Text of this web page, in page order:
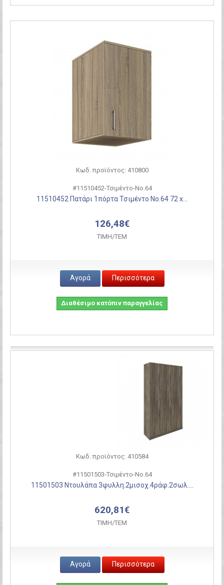
Κωδ. προϊόντος: 410800
#11510452-Τσιμέντο-Νο.64
11510452 Πατάρι 1πόρτα Τσιμέντο Νο.64 72 x...
126,48€
ΤΙΜH/ΤΕΜ
Αγορά Περισσότερα
Διαθέσιμο κατόπιν παραγγελίας
Κωδ. προϊόντος: 410584
#11501503-Τσιμέντο-Νο.64
11501503 Ντουλάπα 3φυλλη.2μισοχ.4ράφ.2σωλ....
620,81€
ΤΙΜH/ΤΕΜ
Αγορά Περισσότερα